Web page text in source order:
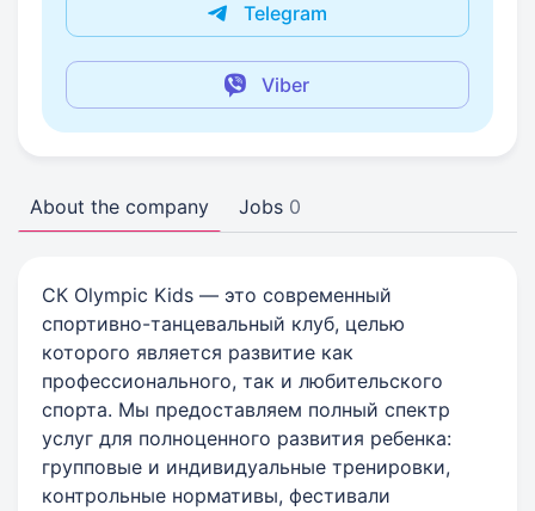
Telegram
Viber
About the company Jobs 0
СК Olympic Kids — это современный
спортивно-танцевальный клуб, целью
которого является развитие как
профессионального, так и любительского
спорта. Мы предоставляем полный спектр
услуг для полноценного развития ребенка:
групповые и индивидуальные тренировки,
контрольные нормативы, фестивали